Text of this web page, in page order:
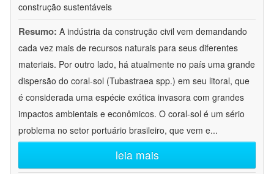
construção sustentáveis
Resumo: A indústria da construção civil vem demandando
cada vez mais de recursos naturais para seus diferentes
materiais. Por outro lado, há atualmente no país uma grande
dispersão do coral-sol (Tubastraea spp.) em seu litoral, que
é considerada uma espécie exótica invasora com grandes
impactos ambientais e econômicos. O coral-sol é um sério
problema no setor portuário brasileiro, que vem e...
leia mais